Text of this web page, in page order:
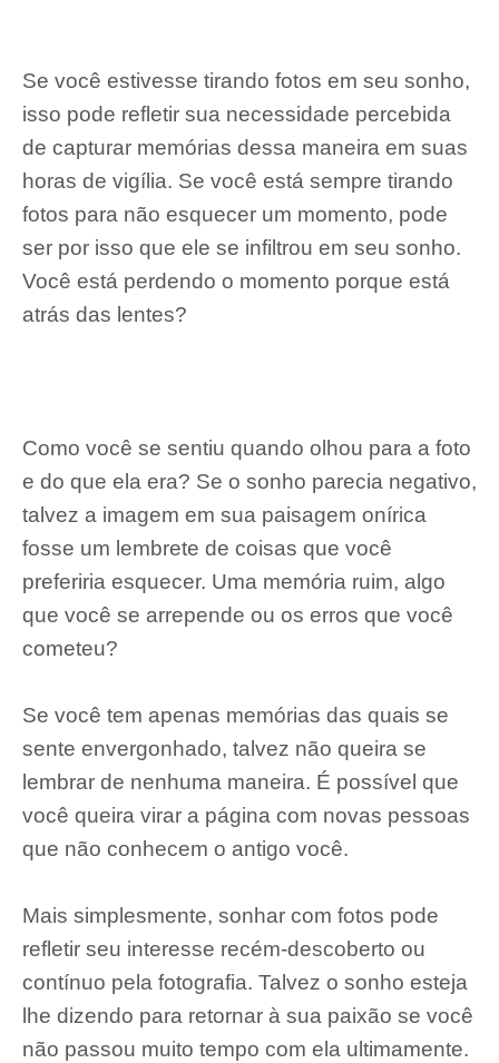
Se você estivesse tirando fotos em seu sonho,
isso pode refletir sua necessidade percebida
de capturar memórias dessa maneira em suas
horas de vigília. Se você está sempre tirando
fotos para não esquecer um momento, pode
ser por isso que ele se infiltrou em seu sonho.
Você está perdendo o momento porque está
atrás das lentes?
Como você se sentiu quando olhou para a foto
e do que ela era? Se o sonho parecia negativo,
talvez a imagem em sua paisagem onírica
fosse um lembrete de coisas que você
preferiria esquecer. Uma memória ruim, algo
que você se arrepende ou os erros que você
cometeu?
Se você tem apenas memórias das quais se
sente envergonhado, talvez não queira se
lembrar de nenhuma maneira. É possível que
você queira virar a página com novas pessoas
que não conhecem o antigo você.
Mais simplesmente, sonhar com fotos pode
refletir seu interesse recém-descoberto ou
contínuo pela fotografia. Talvez o sonho esteja
lhe dizendo para retornar à sua paixão se você
não passou muito tempo com ela ultimamente.